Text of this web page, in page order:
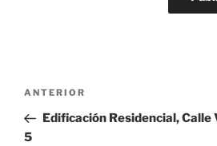
Navegación
entradas
Entrada
anterior:
ANTERIOR
Edificación Residencial,
5